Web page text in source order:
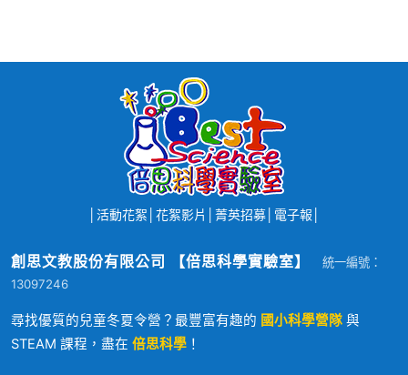
活動花絮 花絮影片 菁英招募│ 電子報
創思文教股份有限公司 【倍思科學實驗室】
統一編號：
13097246
尋找優質的兒童冬夏令營？最豐富有趣的 國小科學營隊 與
STEAM 課程，盡在 倍思科學 ！